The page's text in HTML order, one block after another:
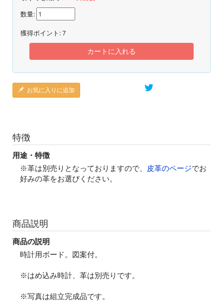
数量:
獲得ポイント:7
カートに入れる
お気に入りに追加
特徴
用途・特徴
※革は別売りとなっておりますので、 皮革のページでお
好みの革をお選びください。
商品説明
商品の説明
時計用ボード。図案付。
※はめ込み時計、革は別売りです。
※写真は組立完成品です。